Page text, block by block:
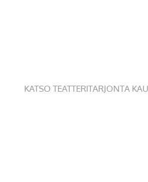
KATSO TEATTERITARJONTA